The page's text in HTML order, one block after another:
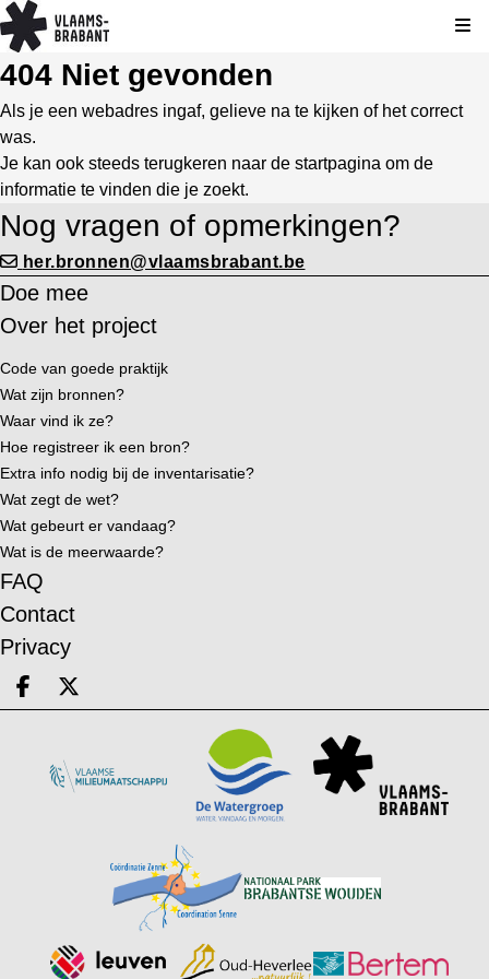
404 Niet gevonden
Als je een webadres ingaf, gelieve na te kijken of het correct
was.
Je kan ook steeds terugkeren naar de startpagina om de
informatie te vinden die je zoekt.
Nog vragen of opmerkingen?
her.bronnen@vlaamsbrabant.be
Doe mee
Over het project
Code van goede praktijk
Wat zijn bronnen?
Waar vind ik ze?
Hoe registreer ik een bron?
Extra info nodig bij de inventarisatie?
Wat zegt de wet?
Wat gebeurt er vandaag?
Wat is de meerwaarde?
FAQ
Contact
Privacy
Deel op facebook
Deel op X